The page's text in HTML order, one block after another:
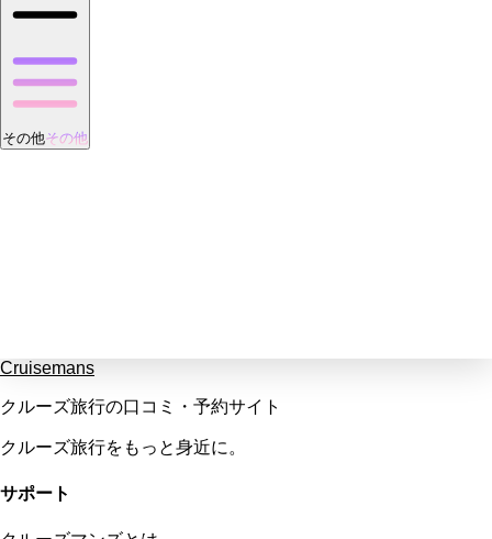
その他その他
Cruisemans
クルーズ旅行の口コミ・予約サイト
クルーズ旅行をもっと身近に。
サポート